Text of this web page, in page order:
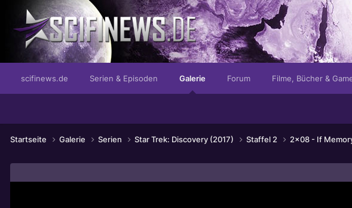
scifinews.de Serien & Episoden Galerie Forum Filme, Bücher &
Startseite Galerie Serien Star Trek: Discovery (2017) Staffel 2 2x08 - If